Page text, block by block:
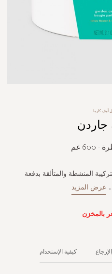
أوف كارما
غم
المنشطة والمتألقة بدفعة
... عرض المزيد
بالمخزن
كيفية الإستخدام